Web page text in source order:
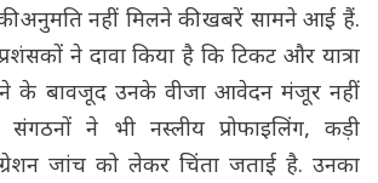
अनुमति नहीं मिलने की खबरें सामने आई हैं.
ने दावा किया है कि टिकट और यात्रा
के बावजूद उनके वीजा आवेदन मंजूर नहीं
संगठनों ने भी नस्लीय प्रोफाइलिंग, कड़ी
जांच को लेकर चिंता जताई है. उनका